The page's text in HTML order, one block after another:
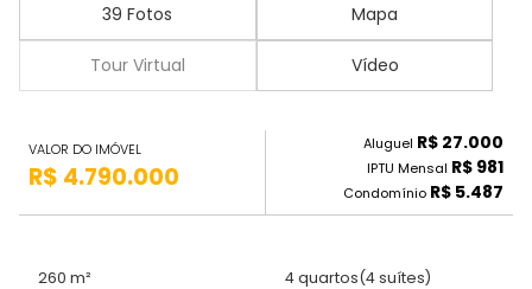
39 Fotos Mapa
Tour Virtual Vídeo
VALOR DO IMÓVEL
R$ 4.790.000
Aluguel R$ 27.000
IPTU Mensal R$ 981
Condomínio R$ 5.487
260 m² 4 quartos(4 suítes)